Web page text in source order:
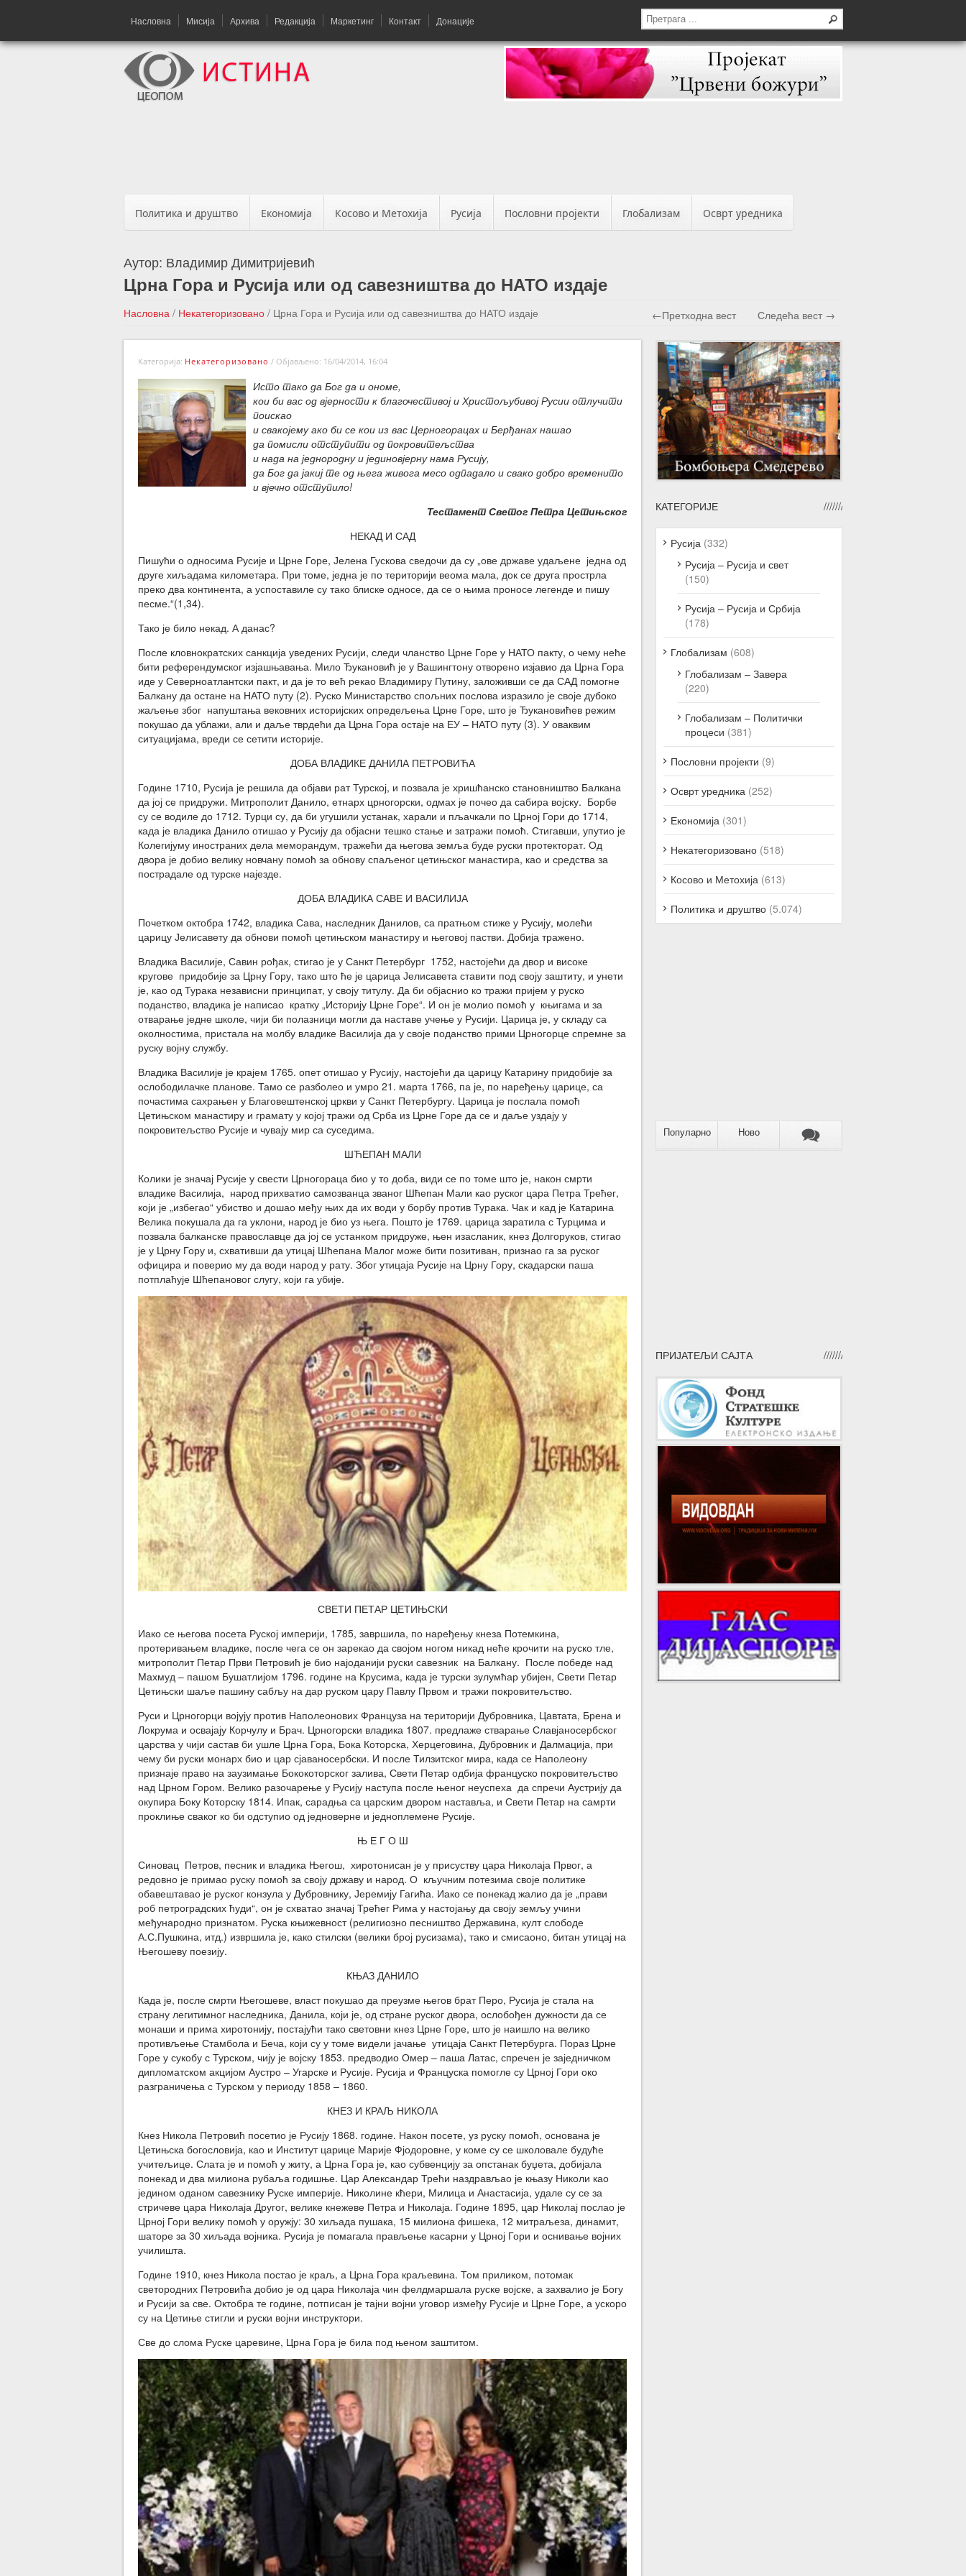
Насловна Мисија Архива Редакција Маркетинг Контакт Донације
Политика и друштво Економија Косово и Метохија Русија Пословни пројекти Глобализам Осврт уредника
Аутор: Владимир Димитријевић
Црна Гора и Русија или од савезништва до НАТО издаје
Насловна / Некатегоризовано / Црна Гора и Русија или од савезништва до НАТО издаје ←Претходна вест Следећа вест →
Категорија: Некатегоризовано / Објављено: 16/04/2014, 16:04
Исто тако да Бог да и ономе,
кои би вас од вјерности к благочестивој и Христољубивој Русии отлучити
поискао
и свакојему ако би се кои из вас Церногорацах и Берђанах нашао
да помисли отступити од покровитељства
и нада на једнородну и јединовјерну нама Русију,
да Бог да јакиј те од њега живога месо одпадало и свако добро временито
и вјечно отступило!
Тестамент Светог Петра Цетињског
НЕКАД И САД
Пишући о односима Русије и Црне Горе, Јелена Гускова сведочи да су „ове државе удаљене једна од
друге хиљадама километара. При томе, једна је по територији веома мала, док се друга прострла
преко два континента, а успоставиле су тако блиске односе, да се о њима проносе легенде и пишу
песме.“(1,34).
Тако је било некад. А данас?
После кловнократских санкција уведених Русији, следи чланство Црне Горе у НАТО пакту, о чему неће
бити референдумског изјашњавања. Мило Ђукановић је у Вашингтону отворено изјавио да Црна Гора
иде у Северноатлантски пакт, и да је то већ рекао Владимиру Путину, заложивши се да САД помогне
Балкану да остане на НАТО путу (2). Руско Министарство спољних послова изразило је своје дубоко
жаљење због напуштања вековних историјских опредељења Црне Горе, што је Ђукановићев режим
покушао да ублажи, али и даље тврдећи да Црна Гора остаје на ЕУ – НАТО путу (3). У оваквим
ситуацијама, вреди се сетити историје.
ДОБА ВЛАДИКЕ ДАНИЛА ПЕТРОВИЋА
Године 1710, Русија је решила да објави рат Турској, и позвала је хришћанско становништво Балкана
да јој се придружи. Митрополит Данило, етнарх црногорски, одмах је почео да сабира војску. Борбе
су се водиле до 1712. Турци су, да би угушили устанак, харали и пљачкали по Црној Гори до 1714,
када је владика Данило отишао у Русију да објасни тешко стање и затражи помоћ. Стигавши, упутио је
Колегијуму иностраних дела меморандум, тражећи да његова земља буде руски протекторат. Од
двора је добио велику новчану помоћ за обнову спаљеног цетињског манастира, као и средства за
пострадале од турске најезде.
ДОБА ВЛАДИКА САВЕ И ВАСИЛИЈА
Почетком октобра 1742, владика Сава, наследник Данилов, са пратњом стиже у Русију, молећи
царицу Јелисавету да обнови помоћ цетињском манастиру и његовој пастви. Добија тражено.
Владика Василије, Савин рођак, стигао је у Санкт Петербург 1752, настојећи да двор и високе
кругове придобије за Црну Гору, тако што ће је царица Јелисавета ставити под своју заштиту, и унети
је, као од Турака независни принципат, у своју титулу. Да би објаснио ко тражи пријем у руско
поданство, владика је написао кратку „Историју Црне Горе“. И он је молио помоћ у књигама и за
отварање једне школе, чији би полазници могли да наставе учење у Русији. Царица је, у складу са
околностима, пристала на молбу владике Василија да у своје поданство прими Црногорце спремне за
руску војну службу.
Владика Василије је крајем 1765. опет отишао у Русију, настојећи да царицу Катарину придобије за
ослободилачке планове. Тамо се разболео и умро 21. марта 1766, па је, по наређењу царице, са
почастима сахрањен у Благовештенској цркви у Санкт Петербургу. Царица је послала помоћ
Цетињском манастиру и грамату у којој тражи од Срба из Црне Горе да се и даље уздају у
покровитељство Русије и чувају мир са суседима.
ШЋЕПАН МАЛИ
Колики је значај Русије у свести Црногораца био у то доба, види се по томе што је, након смрти
владике Василија, народ прихватио самозванца званог Шћепан Мали као руског цара Петра Трећег,
који је „избегао“ убиство и дошао међу њих да их води у борбу против Турака. Чак и кад је Катарина
Велика покушала да га уклони, народ је био уз њега. Пошто је 1769. царица заратила с Турцима и
позвала балканске православце да јој се устанком придруже, њен изасланик, кнез Долгоруков, стигао
је у Црну Гору и, схвативши да утицај Шћепана Малог може бити позитиван, признао га за руског
официра и поверио му да води народ у рату. Због утицаја Русије на Црну Гору, скадарски паша
потплаћује Шћепановог слугу, који га убије.
СВЕТИ ПЕТАР ЦЕТИЊСКИ
Иако се његова посета Руској империји, 1785, завршила, по наређењу кнеза Потемкина,
протеривањем владике, после чега се он зарекао да својом ногом никад неће крочити на руско тле,
митрополит Петар Први Петровић је био најоданији руски савезник на Балкану. После победе над
Махмуд – пашом Бушатлијом 1796. године на Крусима, када је турски зулумћар убијен, Свети Петар
Цетињски шаље пашину сабљу на дар руском цару Павлу Првом и тражи покровитељство.
Руси и Црногорци војују против Наполеонових Француза на територији Дубровника, Цавтата, Брена и
Локрума и освајају Корчулу и Брач. Црногорски владика 1807. предлаже стварање Славјаносербског
царства у чији састав би ушле Црна Гора, Бока Которска, Херцеговина, Дубровник и Далмација, при
чему би руски монарх био и цар сјаваносербски. И после Тилзитског мира, када се Наполеону
признаје право на заузимање Бококоторског залива, Свети Петар одбија француско покровитељство
над Црном Гором. Велико разочарење у Русију наступа после њеног неуспеха да спречи Аустрију да
окупира Боку Которску 1814. Ипак, сарадња са царским двором наставља, и Свети Петар на самрти
проклиње сваког ко би одступио од једноверне и једноплемене Русије.
Њ Е Г О Ш
Синовац Петров, песник и владика Његош, хиротонисан је у присуству цара Николаја Првог, а
редовно је примао руску помоћ за своју државу и народ. О кључним потезима своје политике
обавештавао је руског конзула у Дубровнику, Јеремију Гагића. Иако се понекад жалио да је „прави
роб петроградских ћуди“, он је схватао значај Трећег Рима у настојању да своју земљу учини
међународно признатом. Руска књижевност (религиозно песништво Державина, култ слободе
А.С.Пушкина, итд.) извршила је, како стилски (велики број русизама), тако и смисаоно, битан утицај на
Његошеву поезију.
КЊАЗ ДАНИЛО
Када је, после смрти Његошеве, власт покушао да преузме његов брат Перо, Русија је стала на
страну легитимног наследника, Данила, који је, од стране руског двора, ослобођен дужности да се
монаши и прима хиротонију, постајући тако световни кнез Црне Горе, што је наишло на велико
противљење Стамбола и Беча, који су у томе видели јачање утицаја Санкт Петербурга. Пораз Црне
Горе у сукобу с Турском, чију је војску 1853. предводио Омер – паша Латас, спречен је заједничком
дипломатском акцијом Аустро – Угарске и Русије. Русија и Француска помогле су Црној Гори око
разграничења с Турском у периоду 1858 – 1860.
КНЕЗ И КРАЉ НИКОЛА
Кнез Никола Петровић посетио је Русију 1868. године. Након посете, уз руску помоћ, основана је
Цетињска богословија, као и Институт царице Марије Фјодоровне, у коме су се школовале будуће
учитељице. Слата је и помоћ у житу, а Црна Гора је, као субвенцију за опстанак буџета, добијала
понекад и два милиона рубаља годишње. Цар Александар Трећи наздрављао је књазу Николи као
једином оданом савезнику Руске империје. Николине кћери, Милица и Анастасија, удале су се за
стричеве цара Николаја Другог, велике кнежеве Петра и Николаја. Године 1895, цар Николај послао је
Црној Гори велику помоћ у оружју: 30 хиљада пушака, 15 милиона фишека, 12 митраљеза, динамит,
шаторе за 30 хиљада војника. Русија је помагала прављење касарни у Црној Гори и оснивање војних
училишта.
Године 1910, кнез Никола постао је краљ, а Црна Гора краљевина. Том приликом, потомак
светородних Петровића добио је од цара Николаја чин фелдмаршала руске војске, а захвалио је Богу
и Русији за све. Октобра те године, потписан је тајни војни уговор између Русије и Црне Горе, а ускоро
су на Цетиње стигли и руски војни инструктори.
Све до слома Руске царевине, Црна Гора је била под њеном заштитом.
КАТЕГОРИЈЕ
Русија (332)
Русија – Русија и свет
(150)
Русија – Русија и Србија
(178)
Глобализам (608)
Глобализам – Завера
(220)
Глобализам – Политички
процеси (381)
Пословни пројекти (9)
Осврт уредника (252)
Економија (301)
Некатегоризовано (518)
Косово и Метохија (613)
Политика и друштво (5.074)
Популарно Ново
ПРИЈАТЕЉИ САЈТА